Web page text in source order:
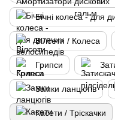
Бічні колеса - для
Вілсети / Колеса
Грипси
Замки ланцюгів
Касети / Тріскачки